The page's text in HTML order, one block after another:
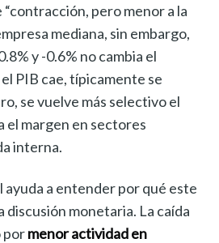
“contracción, pero menor a la
mediana, sin embargo,
y -0.6% no cambia el
PIB cae, típicamente se
se vuelve más selectivo el
el margen en sectores
interna.
ayuda a entender por qué este
discusión monetaria. La caída
pormenor actividad en